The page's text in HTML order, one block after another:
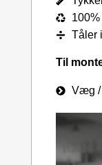
Tåler
Til
Væg /